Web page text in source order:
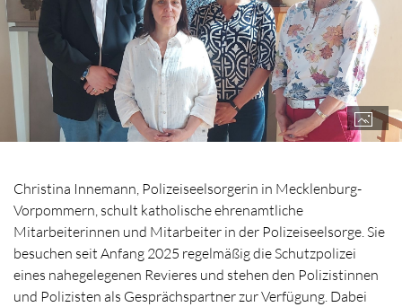
Christina Innemann, Polizeiseelsorgerin in Mecklenburg-
Vorpommern, schult katholische ehrenamtliche
Mitarbeiterinnen und Mitarbeiter in der Polizeiseelsorge. Sie
besuchen seit Anfang 2025 regelmäßig die Schutzpolizei
eines nahegelegenen Revieres und stehen den Polizistinnen
und Polizisten als Gesprächspartner zur Verfügung. Dabei